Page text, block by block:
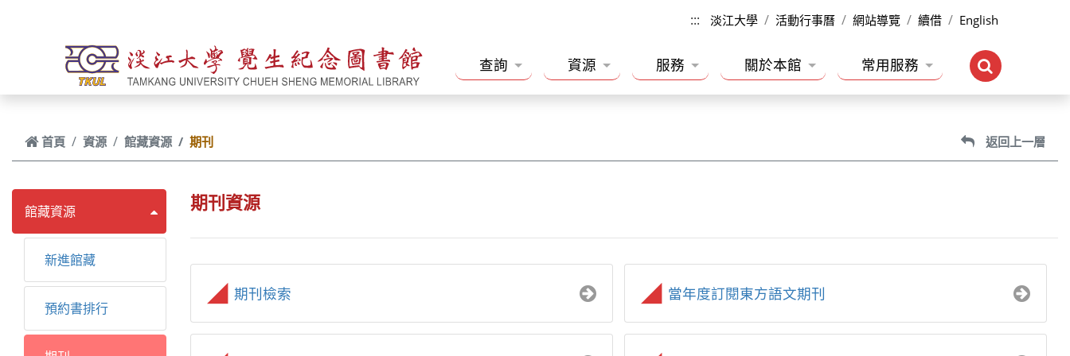
::: 淡江大學 活動行事曆 網站導覽 續借 English
查詢 資源 服務 關於本館 常用服務
首頁 資源 館藏資源 期刊 返回上一層
館藏資源
新進館藏
預約書排行
期刊資源
期刊檢索 當年度訂閱東方語文期刊